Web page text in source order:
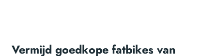
Vermijd goedkope fatbikes van